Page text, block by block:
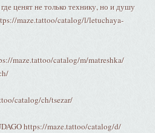
ценят не только технику, но и душу
maze.tattoo/catalog/l/letuchaya-
maze.tattoo/catalog/m/matreshka/
catalog/ch/tsezar/
https://maze.tattoo/catalog/d/